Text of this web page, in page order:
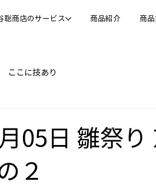
聡商店のサービス 商品紹介 商
ここに技あり
05日 雛祭
２